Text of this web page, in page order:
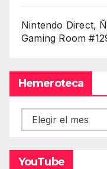
Nintendo Direct,
Gaming Room
Hemeroteca
Hemeroteca
YouTube